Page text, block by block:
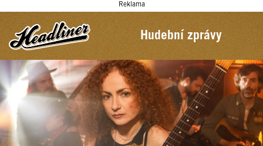
Reklama
Hudební zprávy